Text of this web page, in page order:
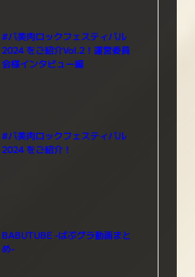
#バ美肉ロックフェスティバル
2024 をご紹介Vol.2！運営委員
会様インタビュー編
#バ美肉ロックフェスティバル
2024 をご紹介！
BABUTUBE -ばぶグラ動画まと
め-